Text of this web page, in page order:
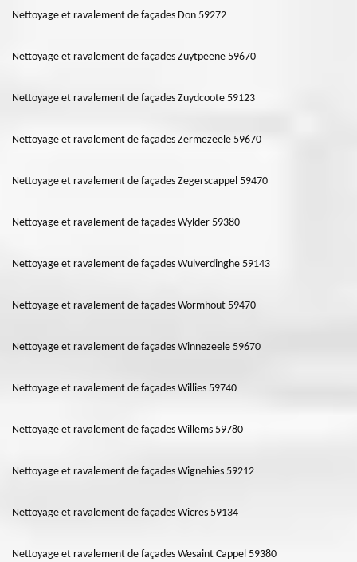
Nettoyage et ravalement de façades Don 59272
Nettoyage et ravalement de façades Zuytpeene 59670
Nettoyage et ravalement de façades Zuydcoote 59123
Nettoyage et ravalement de façades Zermezeele 59670
Nettoyage et ravalement de façades Zegerscappel 59470
Nettoyage et ravalement de façades Wylder 59380
Nettoyage et ravalement de façades Wulverdinghe 59143
Nettoyage et ravalement de façades Wormhout 59470
Nettoyage et ravalement de façades Winnezeele 59670
Nettoyage et ravalement de façades Willies 59740
Nettoyage et ravalement de façades Willems 59780
Nettoyage et ravalement de façades Wignehies 59212
Nettoyage et ravalement de façades Wicres 59134
Nettoyage et ravalement de façades Wesaint Cappel 59380